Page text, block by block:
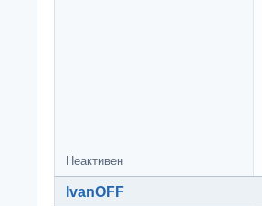
Неактивен
IvanOFF